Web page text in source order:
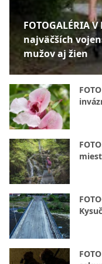
FOTOGALÉRIA
najväčších
mužov aj žien